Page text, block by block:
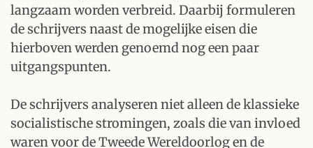
langzaam worden verbreid. Daarbij formuleren
de schrijvers naast de mogelijke eisen die
hierboven werden genoemd nog een paar
uitgangspunten.
De schrijvers analyseren niet alleen de klassieke
socialistische stromingen, zoals die van invloed
waren voor de Tweede Wereldoorlog en de